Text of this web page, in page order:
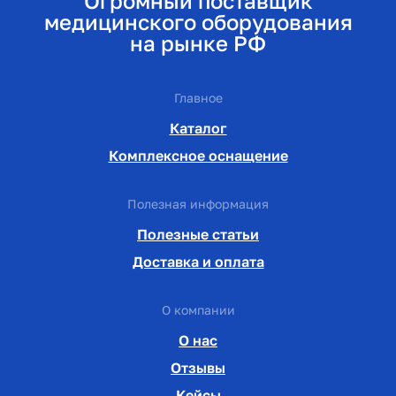
медицинского оборудования
на рынке РФ
Главное
Каталог
Комплексное оснащение
Полезная информация
Полезные статьи
Доставка и оплата
О компании
О нас
Отзывы